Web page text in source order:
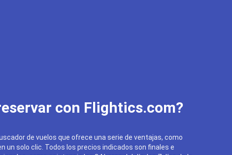
con Flightics.com?
de vuelos que ofrece una serie de ventajas, como
un solo clic. Todos los precios indicados son finales e